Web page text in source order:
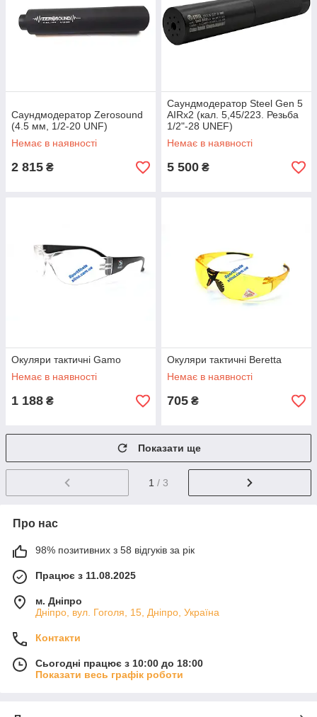
Саундмодератор Zerosound
(4.5 мм, 1/2-20 UNF)
Немає в наявності
2 815 ₴
Саундмодератор Steel Gen 5
AIRx2 (кал. 5,45/223. Резьба
1/2"-28 UNEF)
Немає в наявності
5 500 ₴
Окуляри тактичні Gamo
Немає в наявності
1 188 ₴
Окуляри тактичні Beretta
Немає в наявності
705 ₴
Показати ще
1 / 3
Про нас
98% позитивних з 58 відгуків за рік
Працює з 11.08.2025
м. Дніпро
Дніпро, вул. Гоголя, 15, Дніпро, Україна
Контакти
Сьогодні працює з 10:00 до 18:00
Показати весь графік роботи